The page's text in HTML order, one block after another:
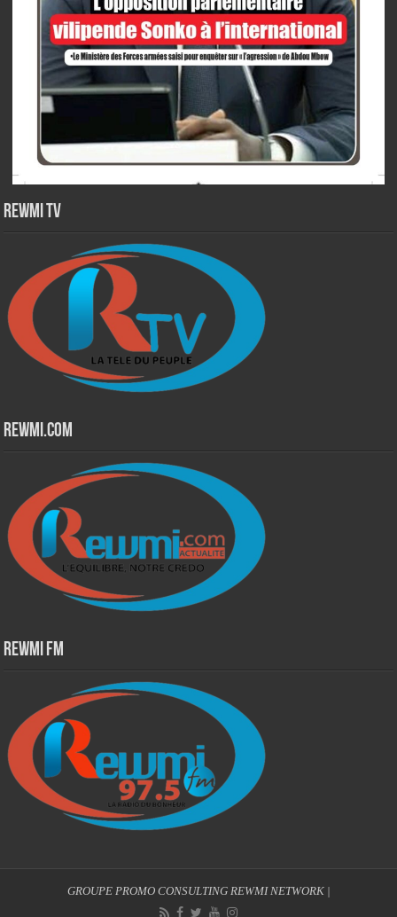
Rewmi TV
Rewmi.Com
Rewmi Fm
GROUPE PROMO CONSULTING REWMI NETWORK|